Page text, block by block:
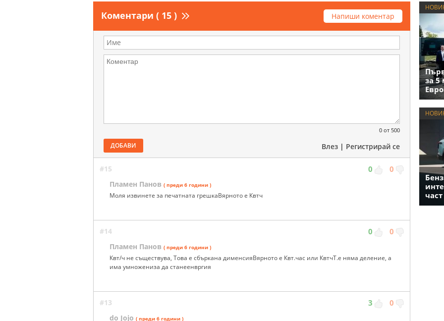
Коментари ( 15 ) Напиши коментар
0 от 500
ДОБАВИ Влез | Регистрирай се
#15 0 0
Пламен Панов ( преди 6 години )
Моля извинете за печатната грешкаВярното е Квтч
#14 0 0
Пламен Панов ( преди 6 години )
Квт/ч не съществува, Това е сбъркана дименсияВярното е Квт.час или КвтчТ.е няма деление, а
има умножениза да станеенвргия
#13 3 0
do Jojo ( преди 6 години )
за 5
част